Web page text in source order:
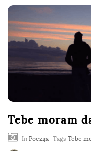
Tebe moram
In Poezija Tags Tebe